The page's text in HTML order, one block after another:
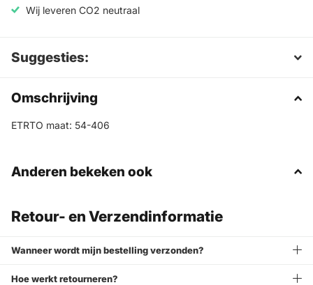
Wij leveren CO2 neutraal
Suggesties:
Omschrijving
ETRTO maat: 54-406
Anderen bekeken ook
Retour- en Verzendinformatie
Wanneer wordt mijn bestelling verzonden?
Hoe werkt retourneren?